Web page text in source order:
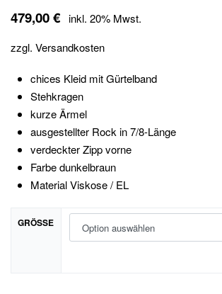
479,00€ inkl. 20% Mwst.
zzgl. Versandkosten
chices Kleid mit Gürtelband
Stehkragen
kurze Ärmel
ausgestellter Rock in 7/8-Länge
verdeckter Zipp vorne
Farbe dunkelbraun
Material Viskose / EL
GRÖSSE